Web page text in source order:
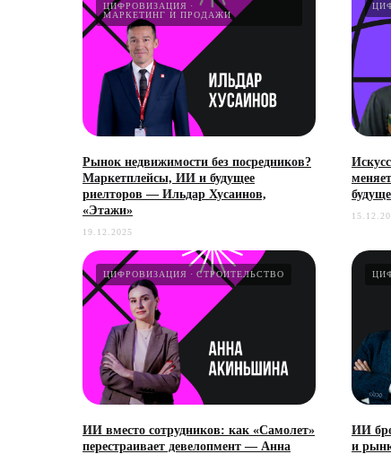
ЦИФРОВИЗАЦИЯ
МАРКЕТИНГ И ПРОДАЖИ
Рынок недвижимости без посредников?
Маркетплейсы, ИИ и будущее
риелторов — Ильдар Хусаинов,
«Этажи»
19.12.2025
ЦИФРОВИЗАЦИЯ СТРОИТЕЛЬСТВО
ИИ вместо сотрудников: как «Самолет»
перестраивает девелопмент — Анна
ИИ
и